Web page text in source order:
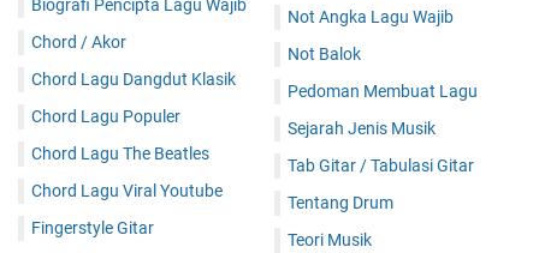
Biografi Pencipta Lagu Wajib
Chord / Akor
Chord Lagu Dangdut Klasik
Chord Lagu Populer
Chord Lagu The Beatles
Chord Lagu Viral Youtube
Fingerstyle Gitar
Not Angka Lagu Wajib
Not Balok
Pedoman Membuat Lagu
Sejarah Jenis Musik
Tab Gitar / Tabulasi Gitar
Tentang Drum
Teori Musik